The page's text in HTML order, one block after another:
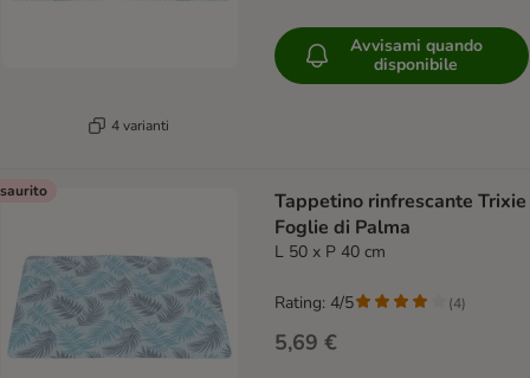
4 varianti
Avvisami quando
disponibile
Tappetino rinfrescante Trixie
Foglie di Palma
L 50 x P 40 cm
5,69 €
Rating: 4/5 (4)